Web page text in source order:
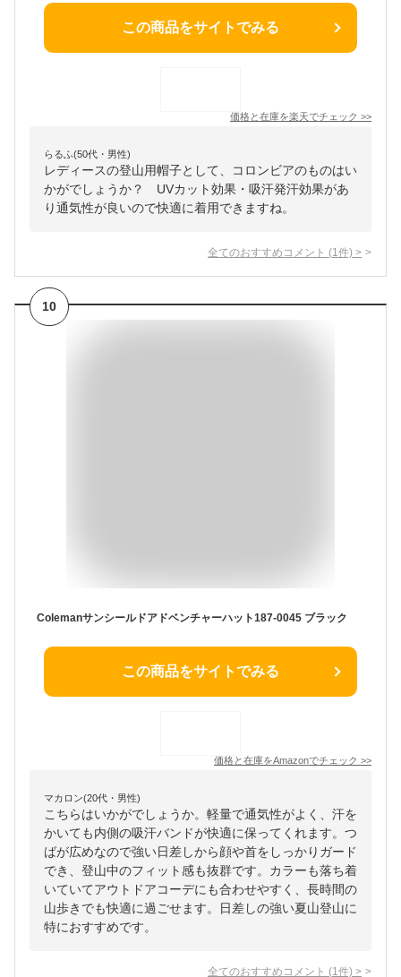
この商品をサイトでみる
価格と在庫を楽天でチェック >>
らるふ(50代・男性)
レディースの登山用帽子として、コロンビアのものはい
かがでしょうか？ UVカット効果・吸汗発汗効果があ
り通気性が良いので快適に着用できますね。
全てのおすすめコメント (1 件) >
10
Colemanサンシールドアドベンチャーハット187-0045 ブラック
この商品をサイトでみる
価格と在庫をAmazonでチェック >>
マカロン(20代・男性)
こちらはいかがでしょうか。軽量で通気性がよく、汗を
かいても内側の吸汗バンドが快適に保ってくれます。つ
ばが広めなので強い日差しから顔や首をしっかりガード
でき、登山中のフィット感も抜群です。カラーも落ち着
いていてアウトドアコーデにも合わせやすく、長時間の
山歩きでも快適に過ごせます。日差しの強い夏山登山に
特におすすめです。
全てのおすすめコメント (1 件) >